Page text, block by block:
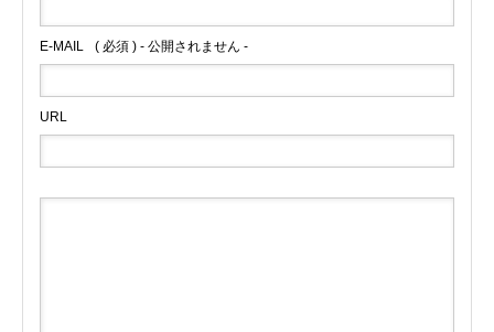
E-MAIL ( 必須 ) - 公開されません -
URL